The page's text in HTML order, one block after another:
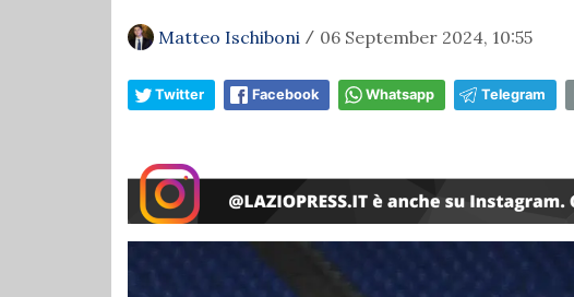
Matteo Ischiboni / 06 September 2024, 10:55
Twitter Facebook Whatsapp Telegram